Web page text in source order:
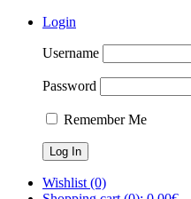
Login
Username
Password
Remember Me
Wishlist (0)